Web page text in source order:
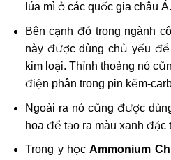
lúa mì ở các quốc gia châu Á.
Bên cạnh đó trong ngành
này được dùng chủ yếu
kim loại. Thỉnh thoảng nó
điện phân trong pin kẽm-
Ngoài ra nó cũng được
hoa để tạo ra màu xanh đặc
Trong y học Ammonium